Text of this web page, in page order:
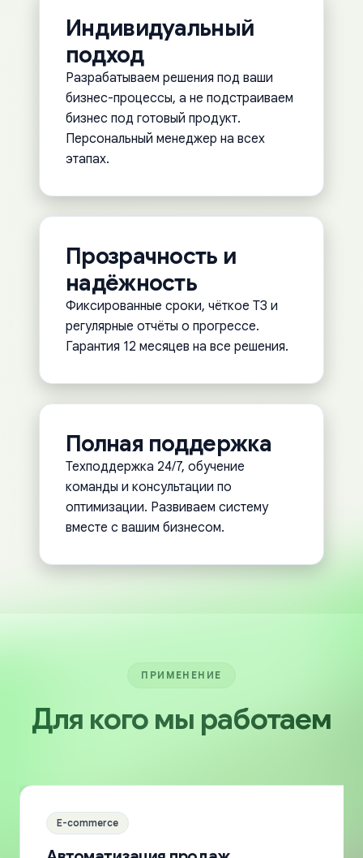
Индивидуальный
подход
Разрабатываем решения под ваши
бизнес-процессы, а не подстраиваем
бизнес под готовый продукт.
Персональный менеджер на всех
этапах.
Прозрачность и
надёжность
Фиксированные сроки, чёткое ТЗ и
регулярные отчёты о прогрессе.
Гарантия 12 месяцев на все решения.
Полная поддержка
Техподдержка 24/7, обучение
команды и консультации по
оптимизации. Развиваем систему
вместе с вашим бизнесом.
ПРИМЕНЕНИЕ
Для кого мы работаем
E-commerce